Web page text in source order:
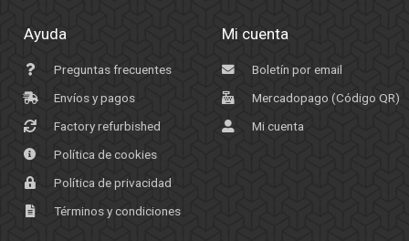
Ayuda
Preguntas frecuentes
Envíos y pagos
Factory refurbished
Política de cookies
Política de privacidad
Términos y condiciones
Mi cuenta
Boletín por email
Mercadopago (Código QR)
Mi cuenta